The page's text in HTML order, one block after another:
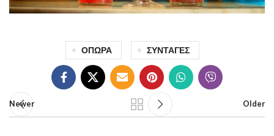
ΟΠΩΡΑ ΣΥΝΤΑΓΕΣ
Newer Older